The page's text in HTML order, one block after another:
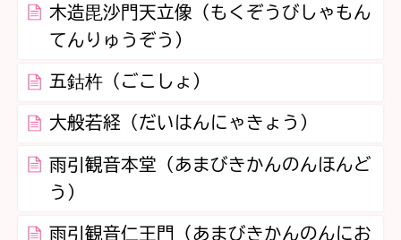
木造毘沙門天立像（もくぞうびしゃもん
てんりゅうぞう）
五鈷杵（ごこしょ）
大般若経（だいはんにゃきょう）
雨引観音本堂（あまびきかんのんほんど
う）
雨引観音仁王門（あまびきかんのんにお